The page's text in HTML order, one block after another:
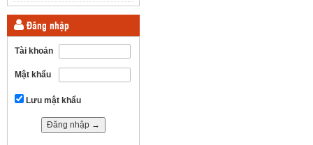
Đăng nhập
Tài khoản
Mật khẩu
Lưu mật khẩu